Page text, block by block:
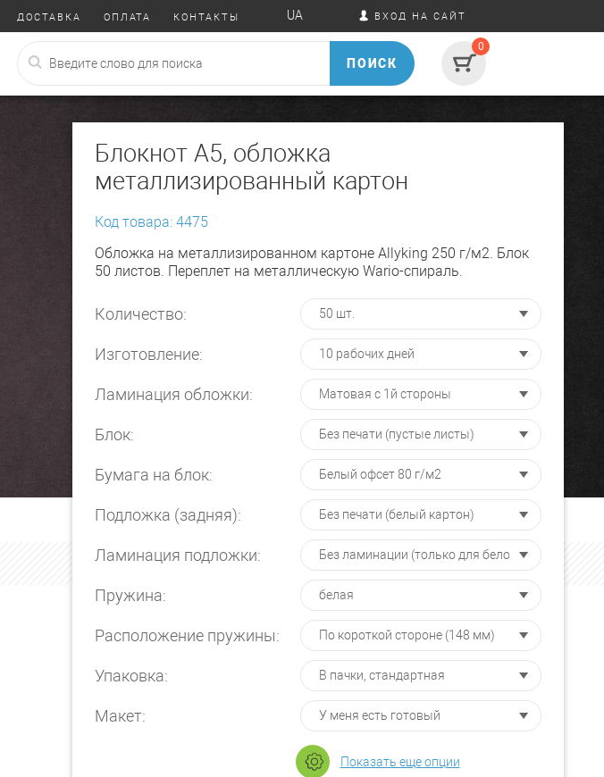
ДОСТАВКА ОПЛАТА КОНТАКТЫ UA ВХОД НА САЙТ
ПОИСК
0
Блокнот А5, обложка
металлизированный картон
Код товара: 4475
Обложка на металлизированном картоне Allyking 250 г/м2. Блок
50 листов. Переплет на металлическую Wario-спираль.
Количество:
Изготовление:
Ламинация обложки:
Блок:
Бумага на блок:
Подложка (задняя):
Ламинация подложки:
Пружина:
Расположение пружины:
Упаковка:
Макет:
Показать еще опции